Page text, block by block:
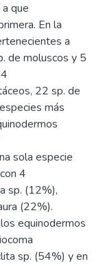
que
En la
a
de moluscos y 5
22 sp. de
más
sola especie
4
sp. (12%),
(22%).
equinodermos
sp. (54%) y en